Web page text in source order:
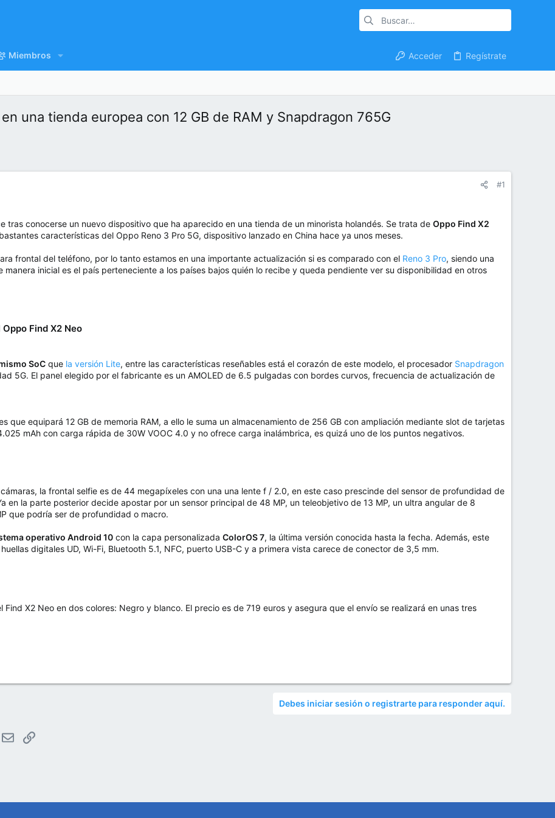
Miembros Acceder Regístrate
una tienda europea con 12 GB de RAM y Snapdragon 765G
#1
tras conocerse un nuevo dispositivo que ha aparecido en una tienda de un minorista holandés. Se trata de Oppo Find X2
características del Oppo Reno 3 Pro 5G, dispositivo lanzado en China hace ya unos meses.
frontal del teléfono, por lo tanto estamos en una importante actualización si es comparado con el Reno 3 Pro, siendo una
manera inicial es el país perteneciente a los países bajos quién lo recibe y queda pendiente ver su disponibilidad en otros
Find X2 Neo
SoC que la versión Lite, entre las características reseñables está el corazón de este modelo, el procesador Snapdragon
5G. El panel elegido por el fabricante es un AMOLED de 6.5 pulgadas con bordes curvos, frecuencia de actualización de
que equipará 12 GB de memoria RAM, a ello le suma un almacenamiento de 256 GB con ampliación mediante slot de tarjetas
mAh con carga rápida de 30W VOOC 4.0 y no ofrece carga inalámbrica, es quizá uno de los puntos negativos.
la frontal selfie es de 44 megapíxeles con una una lente f / 2.0, en este caso prescinde del sensor de profundidad de
en la parte posterior decide apostar por un sensor principal de 48 MP, un teleobjetivo de 13 MP, un ultra angular de 8
que podría ser de profundidad o macro.
operativo Android 10 con la capa personalizada ColorOS 7, la última versión conocida hasta la fecha. Además, este
digitales UD, Wi-Fi, Bluetooth 5.1, NFC, puerto USB-C y a primera vista carece de conector de 3,5 mm.
Find X2 Neo en dos colores: Negro y blanco. El precio es de 719 euros y asegura que el envío se realizará en unas tres
Debes iniciar sesión o registrarte para responder aquí.
EmailEnlace